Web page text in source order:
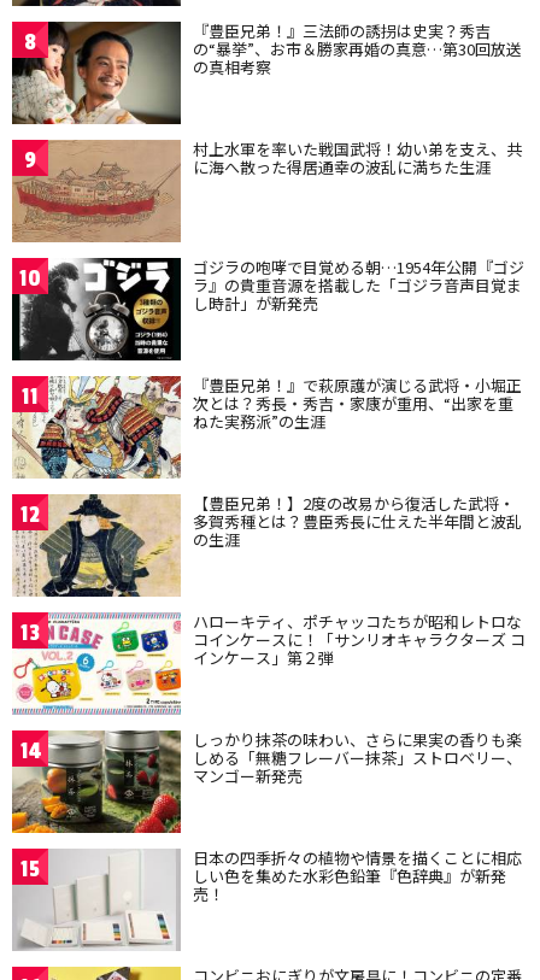
8 『豊臣兄弟！』三法師の誘拐は史実？秀吉
の“暴挙”、お市＆勝家再婚の真意…第30回放送
の真相考察
9 村上水軍を率いた戦国武将！幼い弟を支え、共
に海へ散った得居通幸の波乱に満ちた生涯
10 ゴジラの咆哮で目覚める朝…1954年公開『ゴジ
ラ』の貴重音源を搭載した「ゴジラ音声目覚ま
し時計」が新発売
11 『豊臣兄弟！』で萩原護が演じる武将・小堀正
次とは？秀長・秀吉・家康が重用、“出家を重
ねた実務派”の生涯
12 【豊臣兄弟！】2度の改易から復活した武将・
多賀秀種とは？豊臣秀長に仕えた半年間と波乱
の生涯
13 ハローキティ、ポチャッコたちが昭和レトロな
コインケースに！「サンリオキャラクターズ コ
インケース」第２弾
14 しっかり抹茶の味わい、さらに果実の香りも楽
しめる「無糖フレーバー抹茶」ストロベリー、
マンゴー新発売
15 日本の四季折々の植物や情景を描くことに相応
しい色を集めた水彩色鉛筆『色辞典』が新発
売！